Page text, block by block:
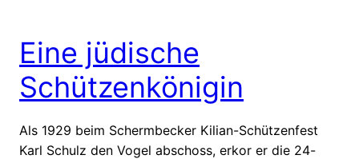
Eine jüdische
Schützenkönigin
Als 1929 beim Schermbecker Kilian-Schützenfest
Karl Schulz den Vogel abschoss, erkor er die 24-